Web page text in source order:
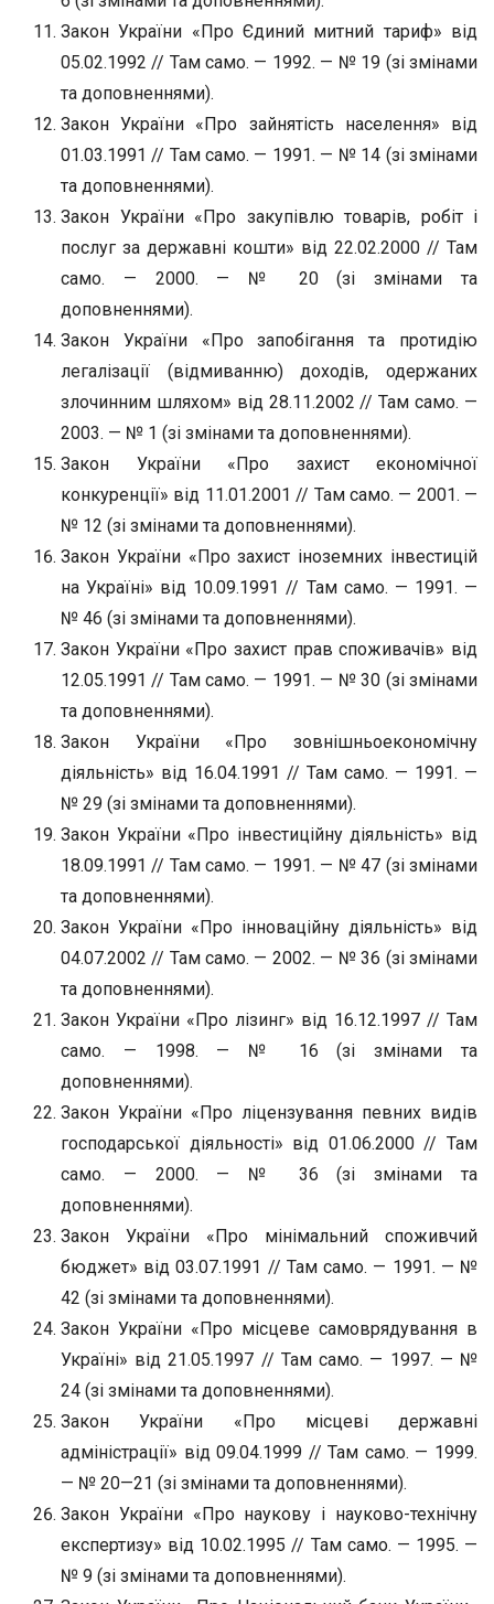
Закон України «Про Єдиний митний тариф» від
05.02.1992 // Там само. — 1992. — № 19 (зі змінами
та доповненнями).
Закон України «Про зайнятість населення» від
01.03.1991 // Там само. — 1991. — № 14 (зі змінами
та доповненнями).
Закон України «Про закупівлю товарів, робіт і
послуг за державні кошти» від 22.02.2000 // Там
само. — 2000. — № 20 (зі змінами та
доповненнями).
Закон України «Про запобігання та протидію
легалізації (відмиванню) доходів, одержаних
злочинним шляхом» від 28.11.2002 // Там само. —
2003. — № 1 (зі змінами та доповненнями).
Закон України «Про захист економічної
конкуренції» від 11.01.2001 // Там само. — 2001. —
№ 12 (зі змінами та доповненнями).
Закон України «Про захист іноземних інвестицій
на Україні» від 10.09.1991 // Там само. — 1991. —
№ 46 (зі змінами та доповненнями).
Закон України «Про захист прав споживачів» від
12.05.1991 // Там само. — 1991. — № 30 (зі змінами
та доповненнями).
Закон України «Про зовнішньоекономічну
діяльність» від 16.04.1991 // Там само. — 1991. —
№ 29 (зі змінами та доповненнями).
Закон України «Про інвестиційну діяльність» від
18.09.1991 // Там само. — 1991. — № 47 (зі змінами
та доповненнями).
Закон України «Про інноваційну діяльність» від
04.07.2002 // Там само. — 2002. — № 36 (зі змінами
та доповненнями).
Закон України «Про лізинг» від 16.12.1997 // Там
само. — 1998. — № 16 (зі змінами та
доповненнями).
Закон України «Про ліцензування певних видів
господарської діяльності» від 01.06.2000 // Там
само. — 2000. — № 36 (зі змінами та
доповненнями).
Закон України «Про мінімальний споживчий
бюджет» від 03.07.1991 // Там само. — 1991. — №
42 (зі змінами та доповненнями).
Закон України «Про місцеве самоврядування в
Україні» від 21.05.1997 // Там само. — 1997. — №
24 (зі змінами та доповненнями).
Закон України «Про місцеві державні
адміністрації» від 09.04.1999 // Там само. — 1999.
— № 20—21 (зі змінами та доповненнями).
Закон України «Про наукову і науково-технічну
експертизу» від 10.02.1995 // Там само. — 1995. —
№ 9 (зі змінами та доповненнями).